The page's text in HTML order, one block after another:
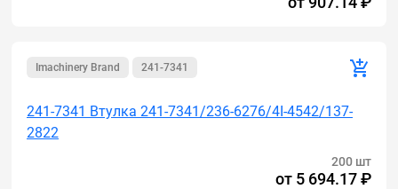
Imachinery Brand 241-7341
241-7341 Втулка 241-7341/236-6276/4I-4542/137-
2822
200 шт
от 5 694.17 ₽